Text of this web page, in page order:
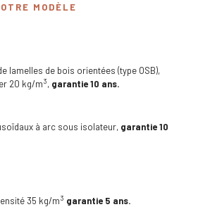
MODÈLE
lamelles de bois orientées (type OSB),
20 kg/m3, garantie 10 ans.
à arc sous isolateur, garantie 10
35 kg/m3 garantie 5 ans.